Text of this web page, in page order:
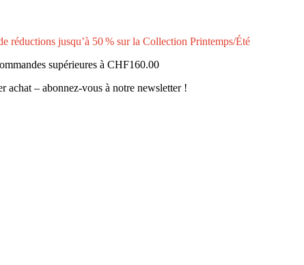
réductions jusqu’à 50 % sur la Collection Printemps/Été
supérieures à CHF160.00
achat – abonnez-vous à notre newsletter !